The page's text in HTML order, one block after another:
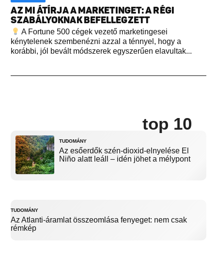
AZ MI ÁTÍRJA A MARKETINGET: A RÉGI
SZABÁLYOKNAK BEFELLEGZETT
A Fortune 500 cégek vezető marketingesei
kénytelenek szembenézni azzal a ténnyel, hogy a
korábbi, jól bevált módszerek egyszerűen elavultak...
top 10
TUDOMÁNY
Az esőerdők szén-dioxid-elnyelése El
Niño alatt leáll – idén jöhet a mélypont
TUDOMÁNY
Az Atlanti-áramlat összeomlása fenyeget: nem csak
rémkép